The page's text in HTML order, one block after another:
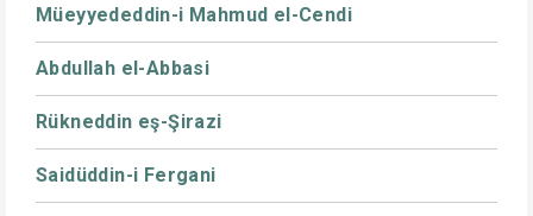
Müeyyededdin-i Mahmud el-Cendi
Abdullah el-Abbasi
Rükneddin eş-Şirazi
Saidüddin-i Fergani